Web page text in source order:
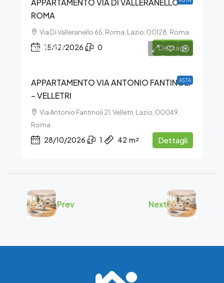
APPARTAMENTO VIA DI VALLERANELLO –
ROMA
Via Di Valleranello 65, Roma, Lazio, 00128, Roma
15/12/2026 0 Dettagli
ASTA
€77.625
APPARTAMENTO VIA ANTONIO FANTINOLI
– VELLETRI
Via Antonio Fantinoli 21, Velletri, Lazio, 00049,
Roma
28/10/2026 1 42 m² Dettagli
Prev Next